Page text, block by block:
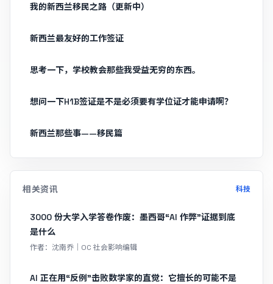
我的新西兰移民之路（更新中）
新西兰最友好的工作签证
思考一下，学校教会那些我受益无穷的东西。
想问一下H1B签证是不是必须要有学位证才能申请啊？
新西兰那些事——移民篇
相关资讯 科技
3000 份大学入学答卷作废：墨西哥“AI 作弊”证据到底
是什么
作者：沈南乔｜OC 社会影响编辑
AI 正在用“反例”击败数学家的直觉：它擅长的可能不是